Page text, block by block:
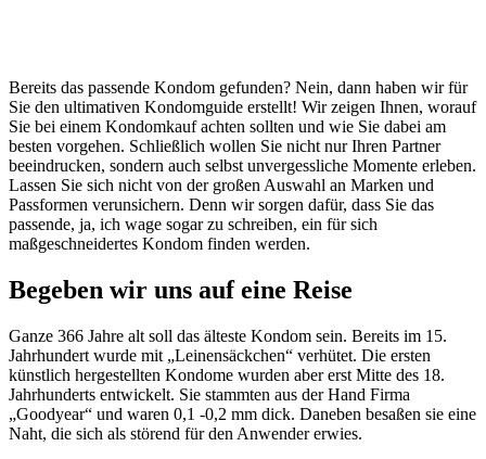
Bereits das passende Kondom gefunden? Nein, dann haben wir für
Sie den ultimativen Kondomguide erstellt! Wir zeigen Ihnen, worauf
Sie bei einem Kondomkauf achten sollten und wie Sie dabei am
besten vorgehen. Schließlich wollen Sie nicht nur Ihren Partner
beeindrucken, sondern auch selbst unvergessliche Momente erleben.
Lassen Sie sich nicht von der großen Auswahl an Marken und
Passformen verunsichern. Denn wir sorgen dafür, dass Sie das
passende, ja, ich wage sogar zu schreiben, ein für sich
maßgeschneidertes Kondom finden werden.
Begeben wir uns auf eine Reise
Ganze 366 Jahre alt soll das älteste Kondom sein. Bereits im 15.
Jahrhundert wurde mit „Leinensäckchen“ verhütet. Die ersten
künstlich hergestellten Kondome wurden aber erst Mitte des 18.
Jahrhunderts entwickelt. Sie stammten aus der Hand Firma
„Goodyear“ und waren 0,1 -0,2 mm dick. Daneben besaßen sie eine
Naht, die sich als störend für den Anwender erwies.